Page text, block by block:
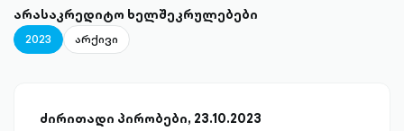
არასაკრედიტო ხელშეკრულებები
2023 არქივი
ძირითადი პირობები, 23.10.2023